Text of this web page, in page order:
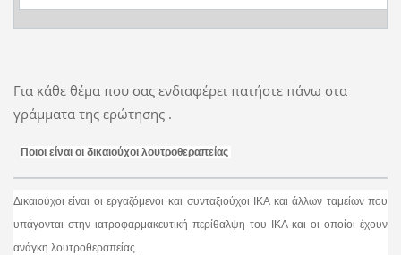
Για κάθε θέμα που σας ενδιαφέρει πατήστε πάνω στα
γράμματα της ερώτησης .
Ποιοι είναι οι δικαιούχοι λουτροθεραπείας
Δικαιούχοι είναι οι εργαζόμενοι και συνταξιούχοι ΙΚΑ και άλλων ταμείων που
υπάγονται στην ιατροφαρμακευτική περίθαλψη του ΙΚΑ και οι οποίοι έχουν
ανάγκη λουτροθεραπείας.